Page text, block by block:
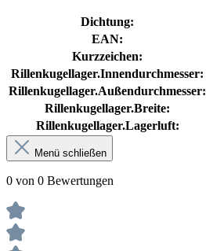
Dichtung:
EAN:
Kurzzeichen:
Rillenkugellager.Innendurchmesser:
Rillenkugellager.Außendurchmesser:
Rillenkugellager.Breite:
Rillenkugellager.Lagerluft:
Menü schließen
0 von 0 Bewertungen